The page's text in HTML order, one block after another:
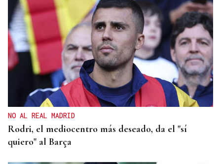
NO AL REAL MADRID
Rodri, el mediocentro más deseado, da el "sí
quiero" al Barça